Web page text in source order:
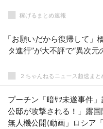
稼げるまとめ速報
「お願いだから復帰して」
タ進行”が大不評で“異次
２ちゃんねるニュース超速まと
プーチン「暗ｻﾂ未遂事件
公邸が攻撃される！」露
無人機公開(動画」ロシア